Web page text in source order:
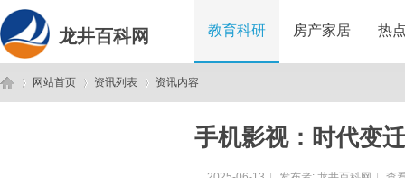
龙井百科网 教育科研 房产家居 热
网站首页 资讯列表 资讯内容
手机影视：时代变